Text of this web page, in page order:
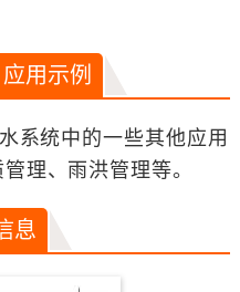
用示例
系统中的一些其他应用
理、雨洪管理等。
息